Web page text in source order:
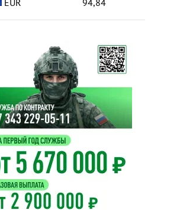
EUR 94,84